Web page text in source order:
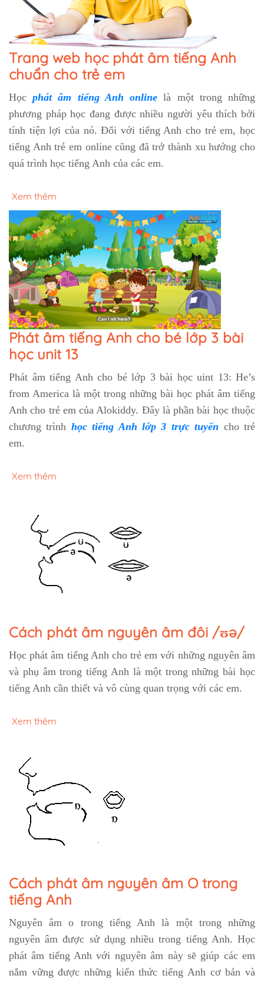
Trang web học phát âm tiếng Anh
chuẩn cho trẻ em
Họcphát âm tiếng Anh online là một trong những
phương pháp học đang được nhiều người yêu thích bởi
tính tiện lợi của nó. Đối với tiếng Anh cho trẻ em, học
tiếng Anh trẻ em online cũng đã trở thành xu hướng cho
quá trình học tiếng Anh của các em.
Xem thêm
Phát âm tiếng Anh cho bé lớp 3 bài
học unit 13
Phát âm tiếng Anh cho bélớp 3 bài học uint 13: He’s
from America là một trong những bài học phát âm tiếng
Anh cho trẻ em của Alokiddy. Đây là phần bài học thuộc
chương trình học tiếng Anh lớp 3 trực tuyến cho trẻ
em.
Xem thêm
Cách phát âm nguyên âm đôi /ʊə/
Học phát âm tiếng Anh cho trẻ em với những nguyên âm
và phụ âm trong tiếng Anh là một trong những bài học
tiếng Anh cần thiết và vô cùng quan trọng với các em.
Xem thêm
Cách phát âm nguyên âm O trong
tiếng Anh
Nguyên âm o trong tiếng Anh là một trong những
nguyên âm được sử dụng nhiều trong tiếng Anh. Học
phát âm tiếng Anh với nguyên âm này sẽ giúp các em
nắm vững được những kiến thức tiếng Anh cơ bản và